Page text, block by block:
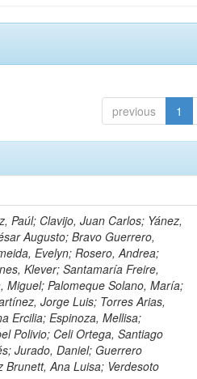
previous 1
Paúl; Clavijo, Juan Carlos; Yánez,
Augusto; Bravo Guerrero,
Evelyn; Rosero, Andrea;
Klever; Santamaría Freire,
Miguel; Palomeque Solano, María;
Jorge Luis; Torres Arias,
Ercilia; Espinoza, Mellisa;
Polivio; Celi Ortega, Santiago
Jurado, Daniel; Guerrero
Ana Luisa; Verdesoto